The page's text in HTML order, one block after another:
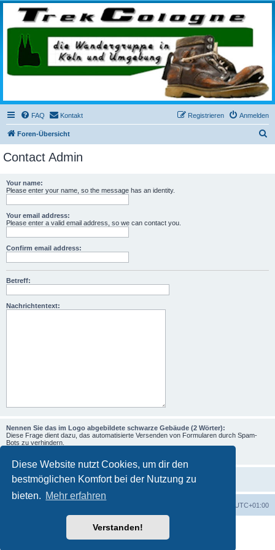
Diese Website nutzt Cookies, um dir den
bestmöglichen Komfort bei der Nutzung zu
bieten. Mehr erfahren
Verstanden!
trekcologne.de
Wanderungen rund um Köln
FAQ Kontakt Anmelden
Registrieren
Foren-Übersicht
Contact Admin
Your name:
Please enter your name, so the message has an identity.
Your email address:
Please enter a valid email address, so we can contact you.
Confirm email address:
Betreff:
Nachrichtentext:
Nennen Sie das im Logo abgebildete schwarze Gebäude (2 Wörter):
Diese Frage dient dazu, das automatisierte Versenden von Formularen durch Spam-
Bots zu verhindern.
UTC+01:00
Powered byphpBB® Forum Software © phpBB Limited
phpBB.de